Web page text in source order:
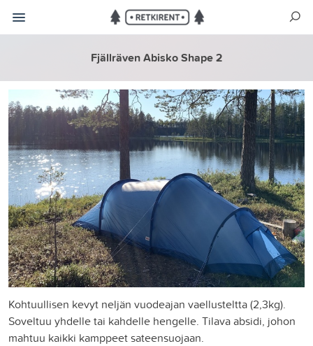
Fjällräven Abisko Shape 2
Kohtuullisen kevyt neljän vuodeajan vaellusteltta (2,3kg).
Soveltuu yhdelle tai kahdelle hengelle. Tilava absidi, johon
mahtuu kaikki kamppeet sateensuojaan.